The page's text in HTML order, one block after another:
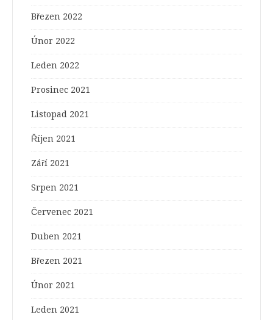
Březen 2022
Únor 2022
Leden 2022
Prosinec 2021
Listopad 2021
Říjen 2021
Září 2021
Srpen 2021
Červenec 2021
Duben 2021
Březen 2021
Únor 2021
Leden 2021